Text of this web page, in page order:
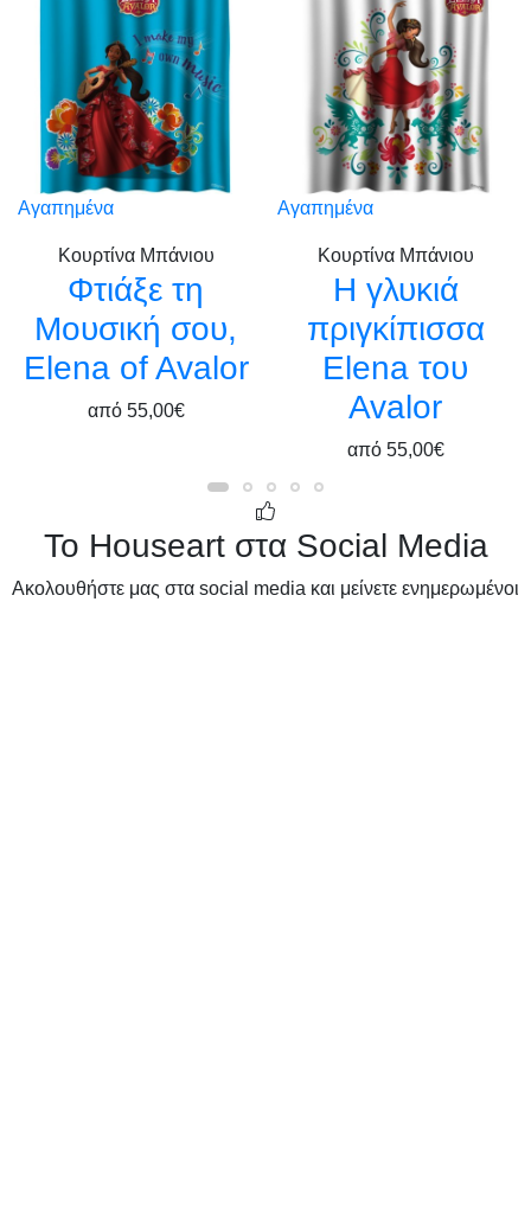
Αγαπημένα
Κουρτίνα Μπάνιου
Φτιάξε τη
Μουσική σου,
Elena of Avalor
από 55,00€
Αγαπημένα
Κουρτίνα Μπάνιου
Η γλυκιά
πριγκίπισσα
Elena του
Avalor
από 55,00€
Το Houseart στα Social Media
Ακολουθήστε μας στα social media και μείνετε ενημερωμένοι